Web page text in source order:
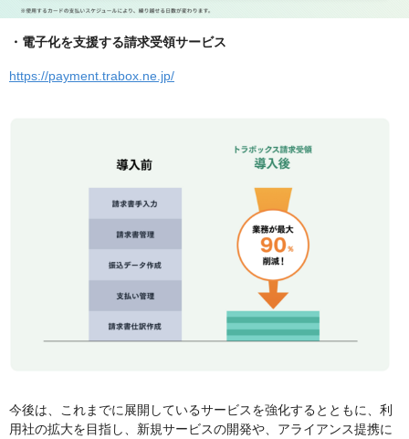
・電子化を支援する請求受領サービス
https://payment.trabox.ne.jp/
今後は、これまでに展開しているサービスを強化するとともに、利
用社の拡大を目指し、新規サービスの開発や、アライアンス提携に